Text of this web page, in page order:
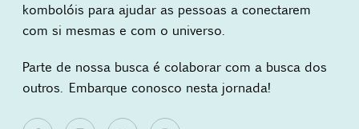
kombolóis para ajudar as pessoas a conectarem
com si mesmas e com o universo.
Parte de nossa busca é colaborar com a busca dos
outros. Embarque conosco nesta jornada!